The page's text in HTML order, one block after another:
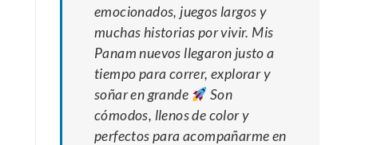
emocionados, juegos largos y
muchas historias por vivir. Mis
Panam nuevos llegaron justo a
tiempo para correr, explorar y
soñar en grande
Son
cómodos, llenos de color y
perfectos para acompañarme en